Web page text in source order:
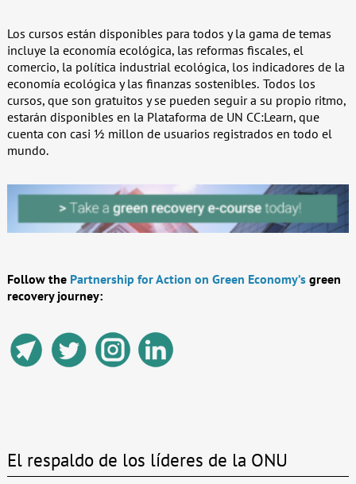
Los cursos están disponibles para todos y la gama de temas
incluye la economía ecológica, las reformas fiscales, el
comercio, la política industrial ecológica, los indicadores de la
economía ecológica y las finanzas sostenibles. Todos los
cursos, que son gratuitos y se pueden seguir a su propio ritmo,
estarán disponibles en la Plataforma de UN CC:Learn, que
cuenta con casi ½ millon de usuarios registrados en todo el
mundo.
Follow the Partnership for Action on Green Economy’s green
recovery journey:
El respaldo de los líderes de la ONU